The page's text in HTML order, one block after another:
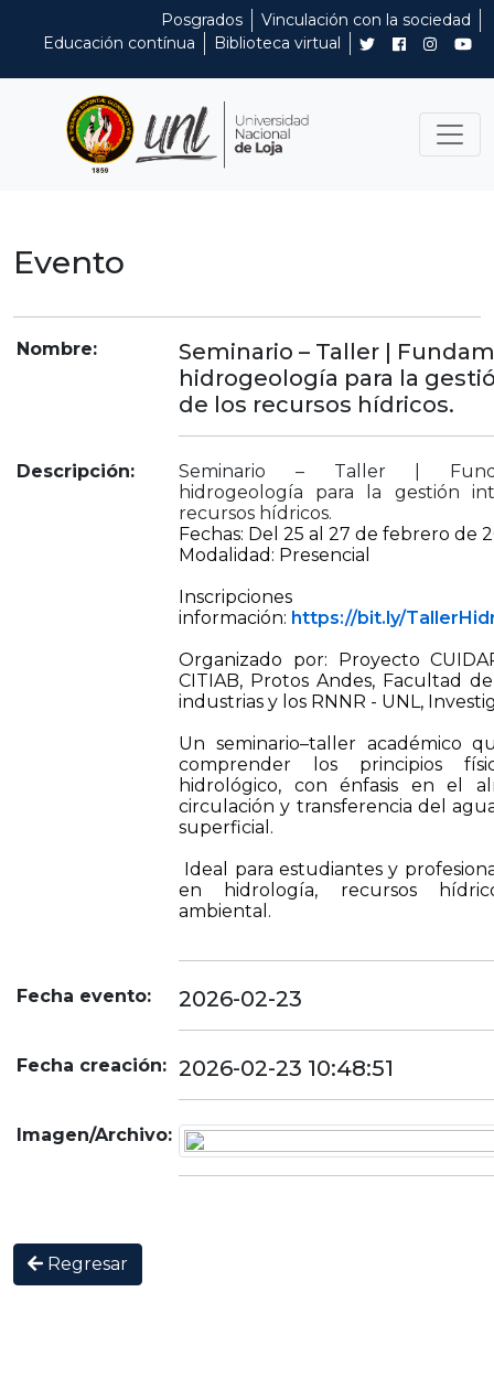
Posgrados
Vinculación con la sociedad
Educación contínua
Biblioteca virtual
Evento
Nombre:
Seminario – Taller |
hidrogeología para la
de los recursos hídricos.
Descripción:
Seminario – Taller |
hidrogeología para la gestión
recursos hídricos.
Fechas: Del 25 al 27 de febrero de
Modalidad: Presencial
información: https://bit.ly/
Organizado por: Proyecto
CITIAB, Protos Andes, Facultad
industrias y los RNNR - UNL,
Un seminario–taller académico
comprender los principios
hidrológico, con énfasis en el
circulación y transferencia del
superficial.
Ideal para estudiantes y
en hidrología, recursos
ambiental.
Fecha evento: 2026-02-23
Fecha creación: 2026-02-23 10:48:51
Imagen/Archivo:
Regresar